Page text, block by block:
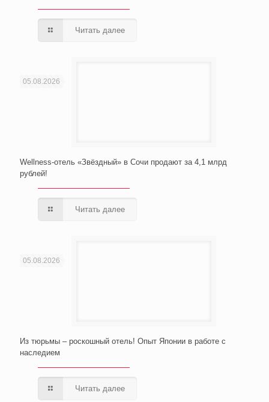
Читать далее
05.08.2026
Wellness-отель «Звёздный» в Сочи продают за 4,1 млрд
рублей!
Читать далее
05.08.2026
Из тюрьмы – роскошный отель! Опыт Японии в работе с
наследием
Читать далее